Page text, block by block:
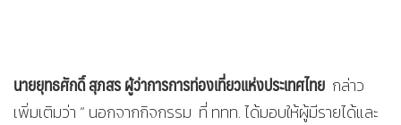
นายยุทธศักดิ์ สุภสร ผู้ว่าการการท่องเที่ยวแห่งประเทศไทย กล่าว
เพิ่มเติมว่า “ นอกจากกิจกรรม ที่ ททท. ได้มอบให้ผู้มีรายได้และ